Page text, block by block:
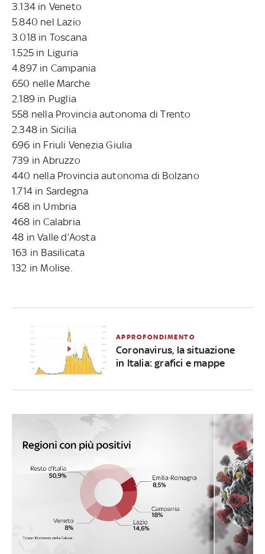
3.134 in Veneto
5.840 nel Lazio
3.018 in Toscana
1.525 in Liguria
4.897 in Campania
650 nelle Marche
2.189 in Puglia
558 nella Provincia autonoma di Trento
2.348 in Sicilia
696 in Friuli Venezia Giulia
739 in Abruzzo
440 nella Provincia autonoma di Bolzano
1.714 in Sardegna
468 in Umbria
468 in Calabria
48 in Valle d’Aosta
163 in Basilicata
132 in Molise.
APPROFONDIMENTO
Coronavirus, la situazione
in Italia: grafici e mappe